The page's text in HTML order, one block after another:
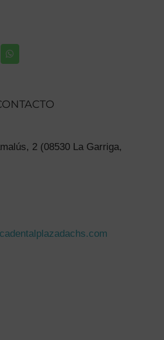
2 (08530 La Garriga,